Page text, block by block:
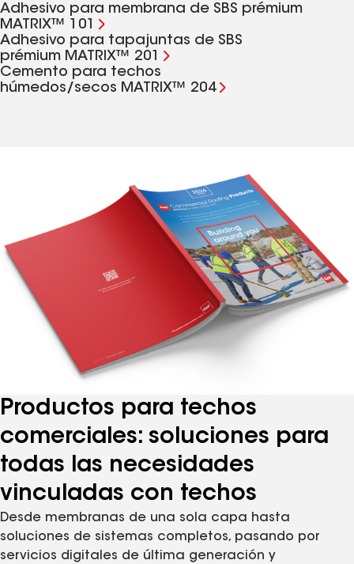
Adhesivo para membrana de SBS prémium
MATRIX™ 101
Adhesivo para tapajuntas de SBS
prémium MATRIX™ 201
Cemento para techos
húmedos/secos MATRIX™ 204
Productos para techos
comerciales: soluciones para
todas las necesidades
vinculadas con techos
Desde membranas de una sola capa hasta
soluciones de sistemas completos, pasando por
servicios digitales de última generación y